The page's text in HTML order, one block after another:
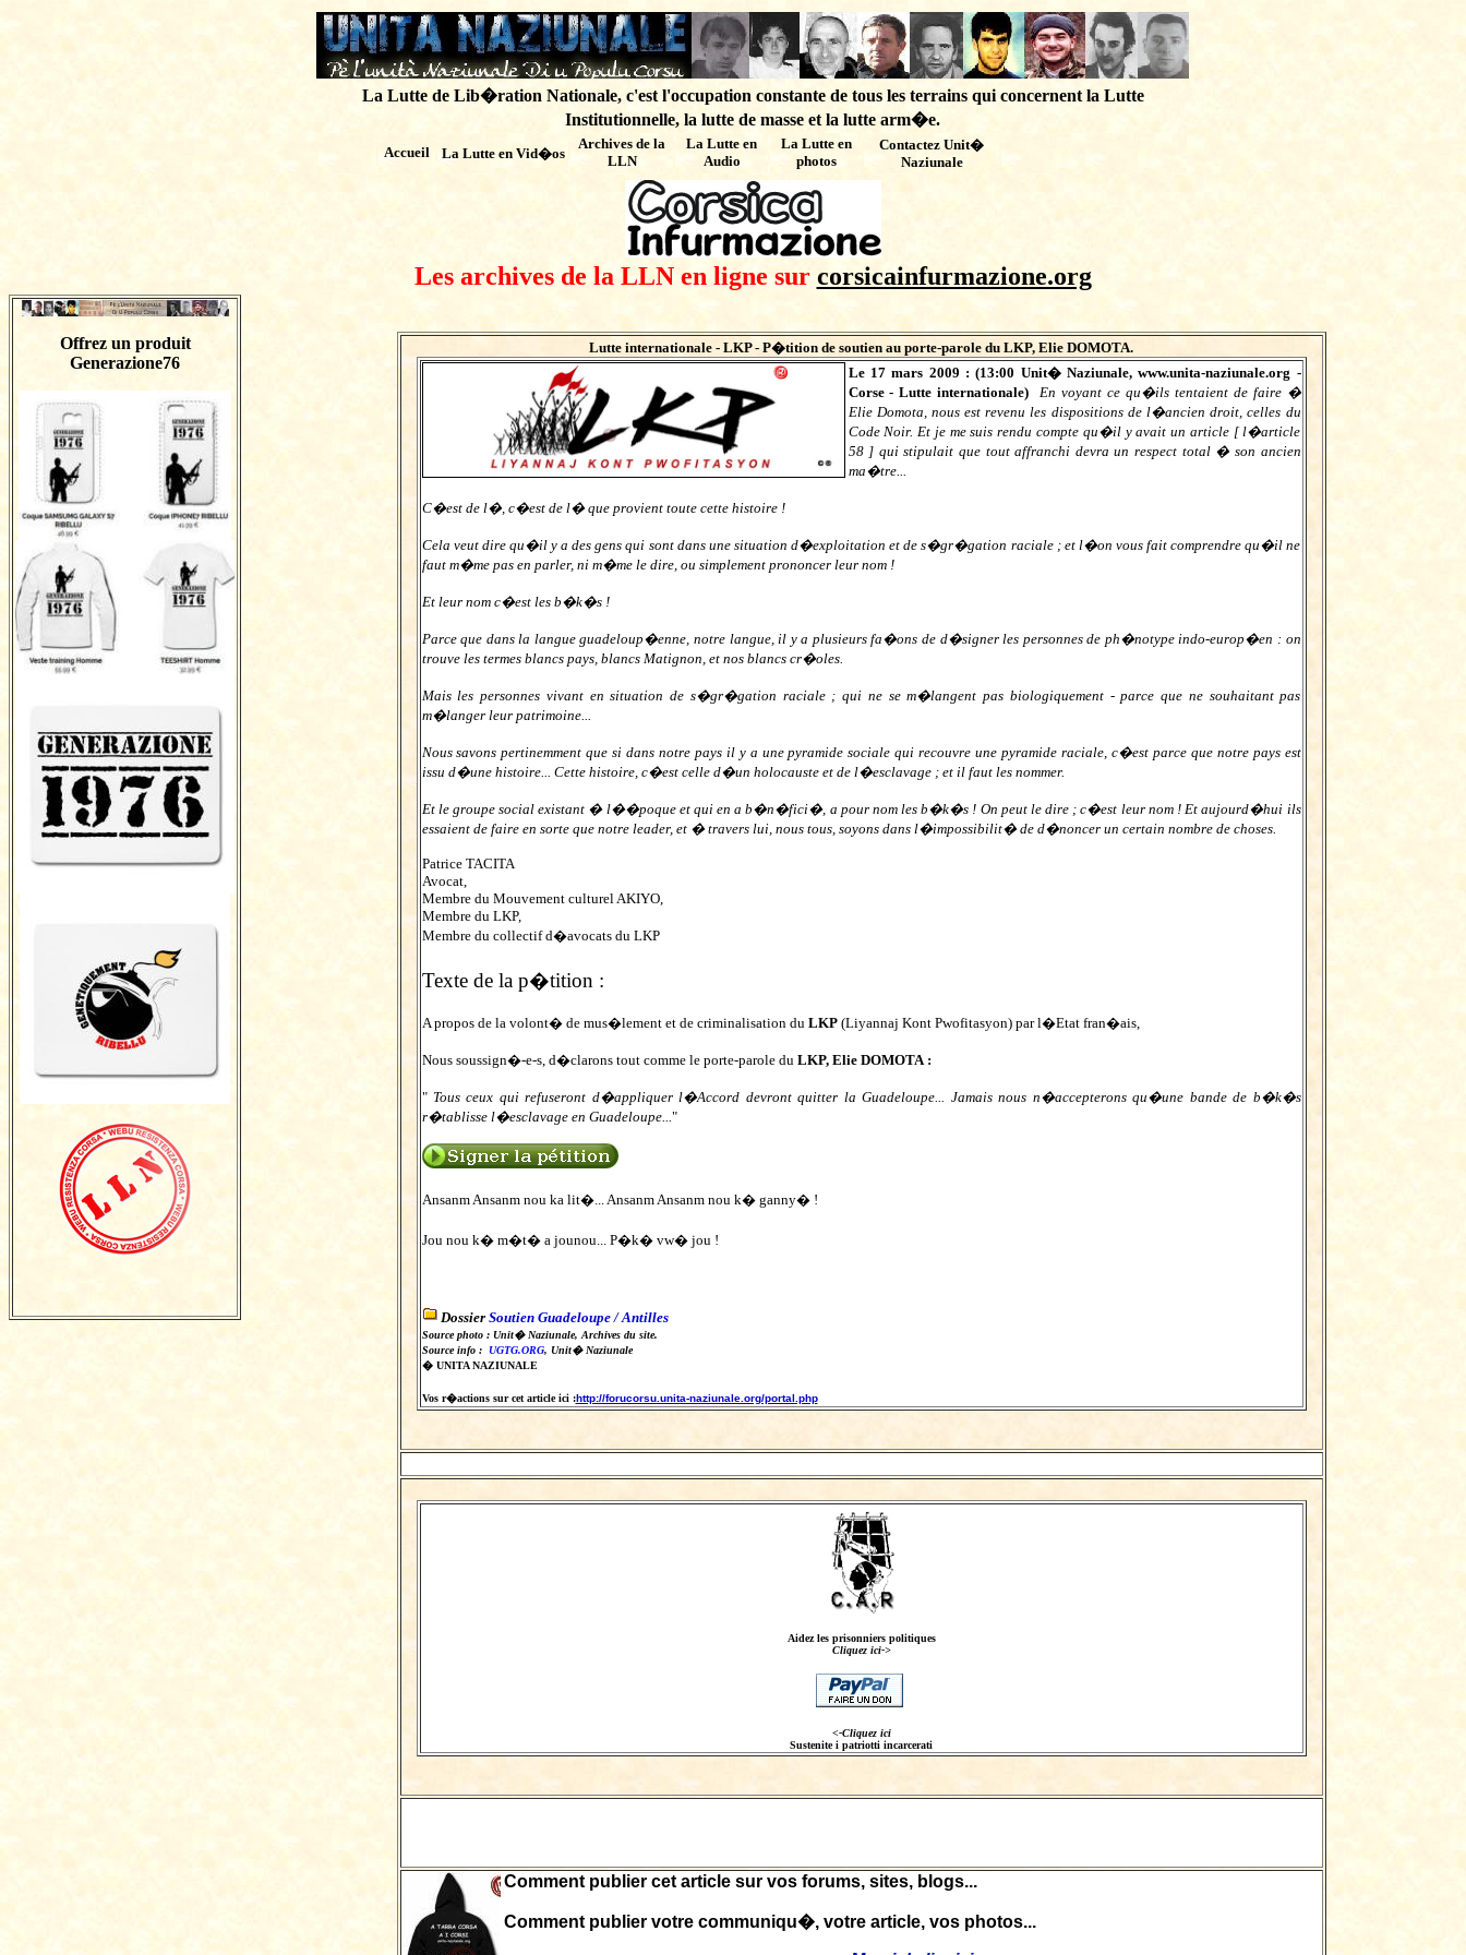
La Lutte de Lib�ration Nationale, c'est l'occupation constante de tous les terrains qui concernent la Lutte
Institutionnelle, la lutte de masse et la lutte arm�e.
Accueil La Lutte en Vid�os
Archives de la
LLN
La Lutte en
Audio
La Lutte en
photos
Contactez Unit�
Naziunale
Les archives de la LLN en ligne sur corsicainfurmazione.org
Offrez un produit
Generazione76
Lutte internationale - LKP - P�tition de soutien au porte-parole du LKP, Elie DOMOTA.
Le 17 mars 2009 : (13:00 Unit� Naziunale,www.unita-naziunale.org -
Corse - Lutte internationale)En voyant ce qu�ils tentaient de faire �
Elie Domota, nous est revenu les dispositions de l�ancien droit, celles du
Code Noir. Et je me suis rendu compte qu�il y avait un article [ l�article
58 ] qui stipulait que tout affranchi devra un respect total � son ancien
ma�tre...
C�est de l�, c�est de l� que provient toute cette histoire !
Cela veut dire qu�il y a des gens qui sont dans une situation d�exploitation et de s�gr�gation raciale ; et l�on vous fait comprendre qu�il ne
faut m�me pas en parler, ni m�me le dire, ou simplement prononcer leur nom !
Et leur nom c�est les b�k�s !
Parce que dans la langue guadeloup�enne, notre langue, il y a plusieurs fa�ons de d�signer les personnes de ph�notype indo-europ�en : on
trouve les termes blancs pays, blancs Matignon, et nos blancs cr�oles.
Mais les personnes vivant en situation de s�gr�gation raciale ; qui ne se m�langent pas biologiquement - parce que ne souhaitant pas
m�langer leur patrimoine...
Nous savons pertinemment que si dans notre pays il y a une pyramide sociale qui recouvre une pyramide raciale, c�est parce que notre pays est
issu d�une histoire... Cette histoire, c�est celle d�un holocauste et de l�esclavage ; et il faut les nommer.
Et le groupe social existant � l��poque et qui en a b�n�fici�, a pour nom les b�k�s ! On peut le dire ; c�est leur nom ! Et aujourd�hui ils
essaient de faire en sorte que notre leader, et � travers lui, nous tous, soyons dans l�impossibilit� de d�noncer un certain nombre de choses.
Patrice TACITA
Avocat,
Membre du Mouvement culturel AKIYO,
Membre du LKP,
Membre du collectif d�avocats du LKP
Texte de la p�tition :
A propos de la volont� de mus�lement et de criminalisation du LKP(Liyannaj Kont Pwofitasyon) par l�Etat fran�ais,
Nous soussign�-e-s, d�clarons tout comme le porte-parole du LKP, Elie DOMOTA :
" Tous ceux qui refuseront d�appliquer l�Accord devront quitter la Guadeloupe... Jamais nous n�accepterons qu�une bande de b�k�s
r�tablisse l�esclavage en Guadeloupe..."
Ansanm Ansanm nou ka lit�... Ansanm Ansanm nou k� ganny� !
Jou nou k� m�t� a jounou... P�k� vw� jou !
Dossier Soutien Guadeloupe / Antilles
Source photo : Unit� Naziunale, Archives du site.
Source info : UGTG.ORG, Unit� Naziunale
� UNITA NAZIUNALE
Vos r�actions sur cet article ici :http://forucorsu.unita-naziunale.org/portal.php
Aidez les prisonniers politiques
Cliquez ici->
<-Cliquez ici
Sustenite i patriotti incarcerati
Comment publier cet article sur vos forums, sites, blogs...
Comment publier votre communiqu�, votre article, vos photos...